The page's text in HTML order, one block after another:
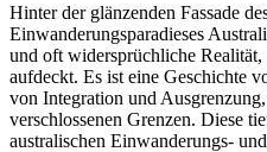
Hinter der glänzenden Fassade
Einwanderungsparadieses
und oft widersprüchliche Realität,
aufdeckt. Es ist eine Geschichte
von Integration und
verschlossenen Grenzen. Diese
australischen Einwanderungs-